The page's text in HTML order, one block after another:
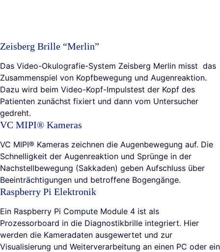
Zeisberg Brille “Merlin”
Das Video-Okulografie-System Zeisberg Merlin misst das
Zusammenspiel von Kopfbewegung und Augenreaktion.
Dazu wird beim Video-Kopf-Impulstest der Kopf des
Patienten zunächst fixiert und dann vom Untersucher
gedreht.
VC MIPI® Kameras
VC MIPI® Kameras zeichnen die Augenbewegung auf. Die
Schnelligkeit der Augenreaktion und Sprünge in der
Nachstellbewegung (Sakkaden) geben Aufschluss über
Beeinträchtigungen und betroffene Bogengänge.
Raspberry Pi Elektronik
Ein Raspberry Pi Compute Module 4 ist als
Prozessorboard in die Diagnostikbrille integriert. Hier
werden die Kameradaten ausgewertet und zur
Visualisierung und Weiterverarbeitung an einen PC oder ein